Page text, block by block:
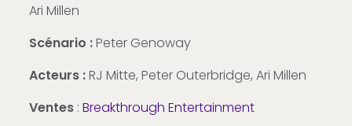
Ari Millen
Scénario :Peter Genoway
Acteurs :RJ Mitte, Peter Outerbridge, Ari Millen
Ventes : Breakthrough Entertainment